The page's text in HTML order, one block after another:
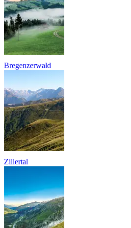
Bregenzerwald
Zillertal